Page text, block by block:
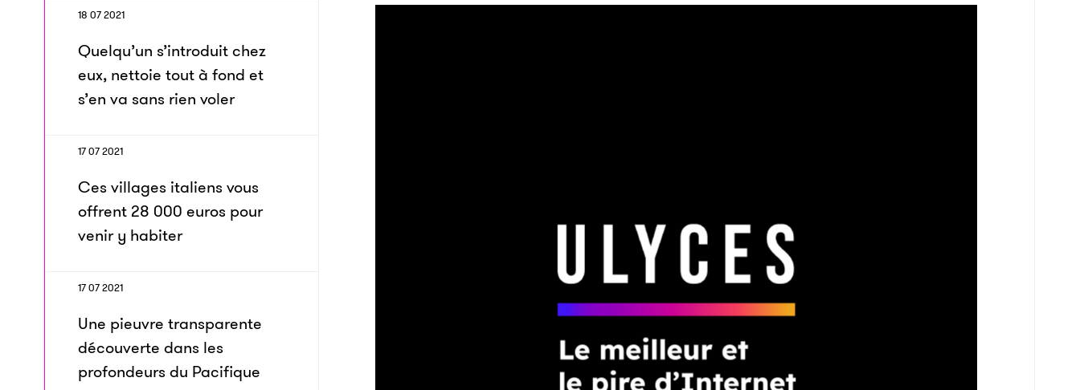
18 07 2021
Quelqu’un s’introduit chez
eux, nettoie tout à fond et
s’en va sans rien voler
17 07 2021
Ces villages italiens vous
offrent 28 000 euros pour
venir y habiter
17 07 2021
Une pieuvre transparente
découverte dans les
profondeurs du Pacifique